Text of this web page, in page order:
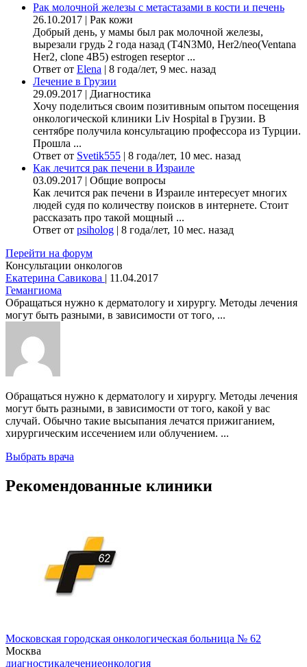
Рак молочной железы с метастазами в кости и печень
26.10.2017 | Рак кожи
Добрый день, у мамы был рак молочной железы,
вырезали грудь 2 года назад (Т4N3M0, Her2/neo(Ventana
Her2, clone 4B5) estrogen reseptor ...
Ответ от Elena | 8 года/лет, 9 мес. назад
Лечение в Грузии
29.09.2017 | Диагностика
Хочу поделиться своим позитивным опытом посещения
онкологической клиники Liv Hospital в Грузии. В
сентябре получила консультацию профессора из Турции.
Прошла ...
Ответ от Svetik555 | 8 года/лет, 10 мес. назад
Как лечится рак печени в Израиле
03.09.2017 | Общие вопросы
Как лечится рак печени в Израиле интересует многих
людей судя по количеству поисков в интернете. Стоит
рассказать про такой мощный ...
Ответ от psiholog | 8 года/лет, 10 мес. назад
Перейти на форум
Консультации онкологов
Екатерина Савикова | 11.04.2017
Гемангиома
Обращаться нужно к дерматологу и хирургу. Методы лечения
могут быть разными, в зависимости от того, ...
Обращаться нужно к дерматологу и хирургу. Методы лечения
могут быть разными, в зависимости от того, какой у вас
случай. Обычно такие высыпания лечатся прижиганием,
хирургическим иссечением или облучением. ...
Выбрать врача
Рекомендованные клиники
Московская городская онкологическая больница № 62
Москва
диагностикалечениеонкология